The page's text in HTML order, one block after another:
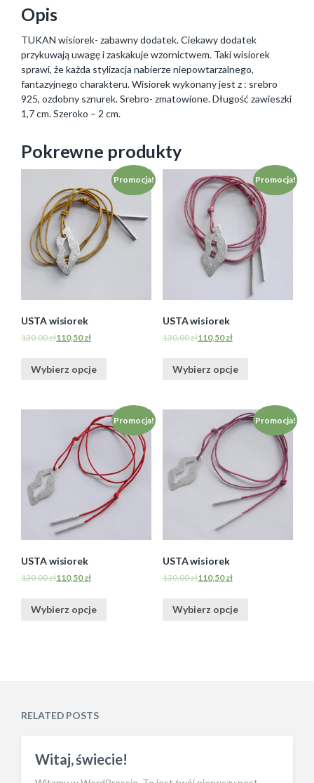
Opis
TUKAN wisiorek- zabawny dodatek. Ciekawy dodatek
przykuwają uwagę i zaskakuje wzornictwem. Taki wisiorek
sprawi, że każda stylizacja nabierze niepowtarzalnego,
fantazyjnego charakteru. Wisiorek wykonany jest z : srebro
925, ozdobny sznurek. Srebro- zmatowione. Długość zawieszki
1,7 cm. Szeroko – 2 cm.
Pokrewne produkty
Promocja!
USTA wisiorek
130,00zł110,50zł
Wybierz opcje
Promocja!
USTA wisiorek
130,00zł110,50zł
Wybierz opcje
Promocja!
USTA wisiorek
130,00zł110,50zł
Wybierz opcje
Promocja!
USTA wisiorek
130,00zł110,50zł
Wybierz opcje
RELATED POSTS
Witaj, świecie!